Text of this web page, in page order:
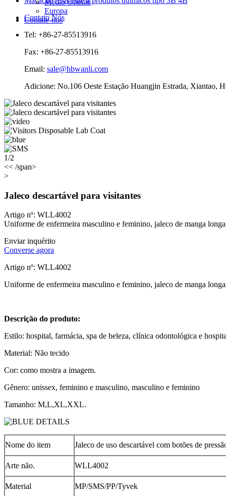
Médio Oriente
Europa
Contate-nos
Contato Nós
Tel: +86-27-85513916
Fax: +86-27-85513916
Email: sale@hbwanli.com
Adicione: No.106 Oeste Estação Huangjin Estrada, Xiantao,
1/2
<< /span>
>
Jaleco descartável para visitantes
Artigo nº: WLL4002
Uniforme de enfermeira masculino e feminino, jaleco de manga
Enviar inquérito
Converse agora
Artigo nº: WLL4002
Uniforme de enfermeira masculino e feminino, jaleco de manga
Descrição do produto:
Estilo: hospital, farmácia, spa de beleza, clínica odontológica e
Material: Não tecido
Cor: como mostra a imagem.
Gênero: unissex, feminino e masculino, masculino e feminino
Tamanho: M,L,XL,XXL.
Nome do item Jaleco de uso descartável com botões de
Arte não. WLL4002
Material MP/SMS/PP/Tyvek